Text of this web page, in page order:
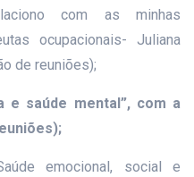
com as minhas
ocupacionais- Juliana
de reuniões);
e saúde mental”, com a
emocional, social e